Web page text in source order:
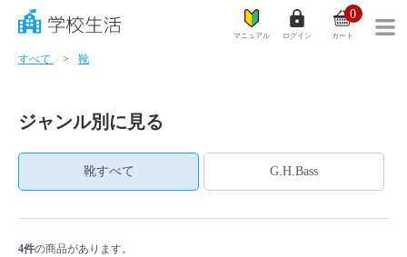
マニュアル ログイン
0
カート
すべて 靴
ジャンル別に見る
靴すべて G.H.Bass
4件の商品があります。
学リレ
カテゴリ一覧